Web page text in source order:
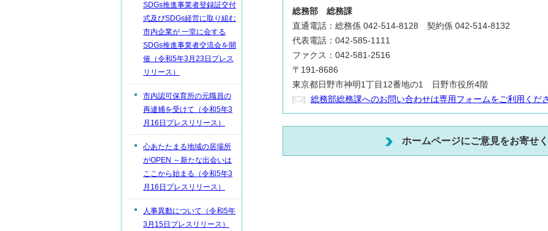
総務部 総務課
直通電話：総務係 042-514-8128 契約係 042-514-8132
代表電話：042-585-1111
ファクス：042-581-2516
〒191-8686
東京都日野市神明1丁目12番地の1 日野市役所4階
総務部総務課へのお問い合わせは専用フォームをご利用くださ
ホームページにご意見をお寄せ
SDGs推進事業者登録証交付
式及びSDGs経営に取り組む
市内企業が 一堂に会する
SDGs推進事業者交流会を開
催（令和5年3月23日プレス
リリース）
市内認可保育所の元職員の
再逮捕を受けて（令和5年3
月16日プレスリリース）
心あたたまる地域の居場所
がOPEN ～新たな出会いは
ここから始まる（令和5年3
月16日プレスリリース）
人事異動について（令和5年
3月15日プレスリリース）